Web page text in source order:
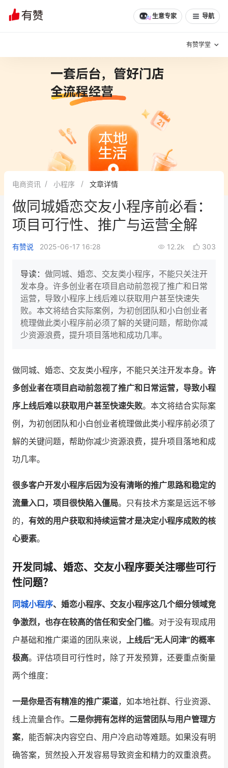
生意专家 导航
有赞学堂
增长方法
有赞专家说
新零售最佳实践
面对面聊增长
新零售大会 新零售茶会
增长产品指南
智库 产品场景库
产品更新动态 帮助中心
品牌消费观 行业报告
新零售资讯
培训课程
增长俱乐部
增长俱乐部 有赞商盟
商家社区 社群交流
入驻有赞 认证代理商
有赞云 数据通服务
文章 问诊 分享
电商资讯 小程序 文章详情
做同城婚恋交友小程序前必看：
项目可行性、推广与运营全解
有赞说 2025-06-17 16:28 12.2k 303
导读： 做同城、婚恋、交友类小程序，不能只关注开
发本身。许多创业者在项目启动前忽视了推广和日常
运营，导致小程序上线后难以获取用户甚至快速失
败。本文将结合实际案例，为初创团队和小白创业者
梳理做此类小程序前必须了解的关键问题，帮助你减
少资源浪费，提升项目落地和成功几率。
做同城、婚恋、交友类小程序，不能只关注开发本身。 许
多创业者在项目启动前忽视了推广和日常运营，导致小程
序上线后难以获取用户甚至快速失败。本文将结合实际案
例，为初创团队和小白创业者梳理做此类小程序前必须了
解的关键问题，帮助你减少资源浪费，提升项目落地和成
功几率。
很多客户开发小程序后因为没有清晰的推广思路和稳定的
流量入口，项目很快陷入僵局。只有技术方案是远远不够
的， 有效的用户获取和持续运营才是决定小程序成败的核
心要素。
开发同城、婚恋、交友小程序要关注哪些可行
性问题？
同城小程序、婚恋小程序、交友小程序这几个细分领域竞
争激烈，也存在较高的信任和安全门槛。对于没有现成用
户基础和推广渠道的团队来说， 上线后“无人问津”的概率
极高。评估项目可行性时，除了开发预算，还要重点衡量
两个维度：
一是你是否有精准的推广渠道，如本地社群、行业资源、
线上流量合作。 二是你拥有怎样的运营团队与用户管理方
案，能否解决内容空白、用户冷启动等难题。如果没有明
确答案，贸然投入开发容易导致资金和精力的双重浪费。